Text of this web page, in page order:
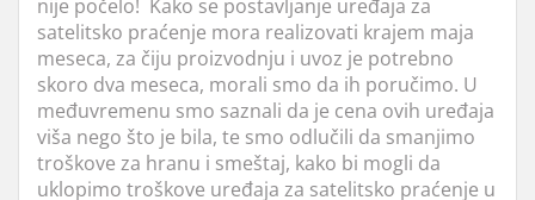
nije počelo! Kako se postavljanje uređaja za
satelitsko praćenje mora realizovati krajem maja
meseca, za čiju proizvodnju i uvoz je potrebno
skoro dva meseca, morali smo da ih poručimo. U
međuvremenu smo saznali da je cena ovih uređaja
viša nego što je bila, te smo odlučili da smanjimo
troškove za hranu i smeštaj, kako bi mogli da
uklopimo troškove uređaja za satelitsko praćenje u